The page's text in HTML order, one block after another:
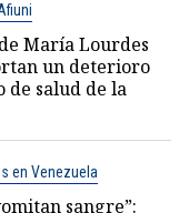
María Lourdes
un deterioro
de salud de la
en Venezuela
sangre”: